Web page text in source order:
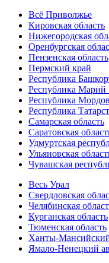
Всё Приволжье
Кировская область
Нижегородская
Оренбургская
Пензенская область
Пермский край
Республика
Республика Марий
Республика
Республика
Самарская область
Саратовская
Удмуртская
Ульяновская
Чувашская
Весь Урал
Свердловская
Челябинская
Курганская область
Тюменская область
Ханты-
Ямало-Ненецкий